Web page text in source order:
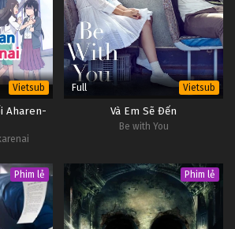
Vietsub
Aharen-
Full Vietsub
Và Em Sẽ Đến
Be with You
Phim lẻ Phim lẻ